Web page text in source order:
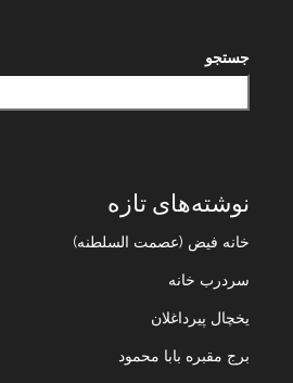
جستجو
نوشته‌های تازه
خانه فیض (عصمت السلطنه)
سردرب خانه
یخچال پیرداغلان
برج مقبره بابا محمود